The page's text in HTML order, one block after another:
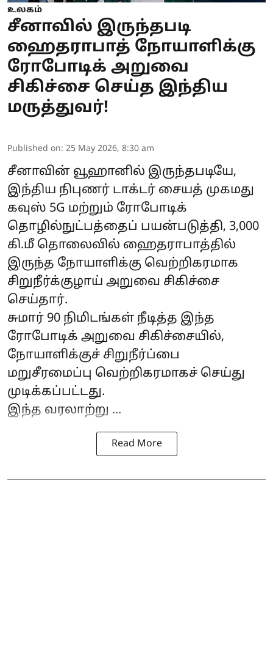
உலகம்
சீனாவில் இருந்தபடி
ஹைதராபாத் நோயாளிக்கு
ரோபோடிக் அறுவை
சிகிச்சை செய்த இந்திய
மருத்துவர்!
Published on: 25 May 2026, 8:30 am
சீனாவின் வூஹானில் இருந்தபடியே,
இந்திய நிபுணர் டாக்டர் சையத் முகமது
கவுஸ் 5G மற்றும் ரோபோடிக்
தொழில்நுட்பத்தைப் பயன்படுத்தி, 3,000
கி.மீ தொலைவில் ஹைதராபாத்தில்
இருந்த நோயாளிக்கு வெற்றிகரமாக
சிறுநீர்க்குழாய் அறுவை சிகிச்சை
செய்தார்.
சுமார் 90 நிமிடங்கள் நீடித்த இந்த
ரோபோடிக் அறுவை சிகிச்சையில்,
நோயாளிக்குச் சிறுநீர்ப்பை
மறுசீரமைப்பு வெற்றிகரமாகச் செய்து
முடிக்கப்பட்டது.
இந்த வரலாற்று ...
Read More